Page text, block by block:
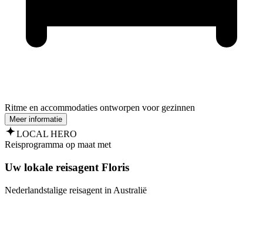
Ritme en accommodaties ontworpen voor gezinnen
Meer informatie
LOCAL HERO
Reisprogramma op maat met
Uw lokale reisagent Floris
Nederlandstalige reisagent in Australië